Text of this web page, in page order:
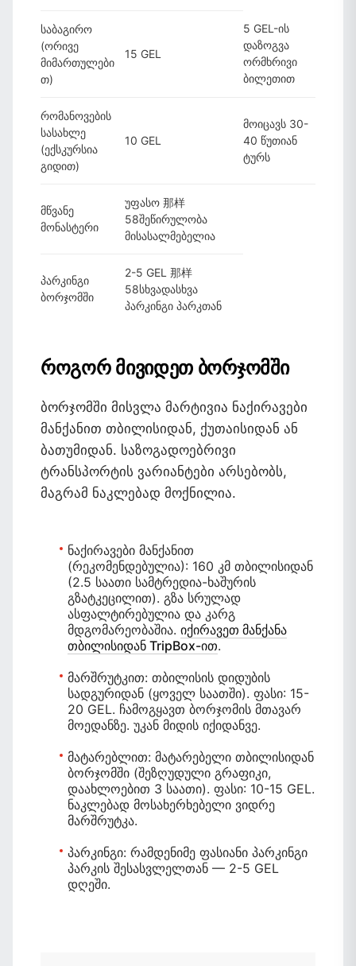
საბაგირო
(ორივე
მიმართულები
თ)
15 GEL
5 GEL-ის
დაზოგვა
ორმხრივი
ბილეთით
რომანოვების
სასახლე
(ექსკურსია
გიდით)
10 GEL
მოიცავს 30-
40 წუთიან
ტურს
მწვანე
მონასტერი
უფასო 那样
58შეწირულობა
მისასალმებელია
პარკინგი
ბორჯომში
2-5 GEL 那样
58სხვადასხვა
პარკინგი პარკთან
როგორ მივიდეთ ბორჯომში
ბორჯომში მისვლა მარტივია ნაქირავები
მანქანით თბილისიდან, ქუთაისიდან ან
ბათუმიდან. საზოგადოებრივი
ტრანსპორტის ვარიანტები არსებობს,
მაგრამ ნაკლებად მოქნილია.
ნაქირავები მანქანით
(რეკომენდებულია): 160 კმ თბილისიდან
(2.5 საათი სამტრედია-ხაშურის
გზატკეცილით). გზა სრულად
ასფალტირებულია და კარგ
მდგომარეობაშია. იქირავეთ მანქანა
თბილისიდან TripBox-ით.
მარშრუტკით: თბილისის დიდუბის
სადგურიდან (ყოველ საათში). ფასი: 15-
20 GEL. ჩამოგყავთ ბორჯომის მთავარ
მოედანზე. უკან მიდის იქიდანვე.
მატარებლით: მატარებელი თბილისიდან
ბორჯომში (შეზღუდული გრაფიკი,
დაახლოებით 3 საათი). ფასი: 10-15 GEL.
ნაკლებად მოსახერხებელი ვიდრე
მარშრუტკა.
პარკინგი: რამდენიმე ფასიანი პარკინგი
პარკის შესასვლელთან — 2-5 GEL
დღეში.